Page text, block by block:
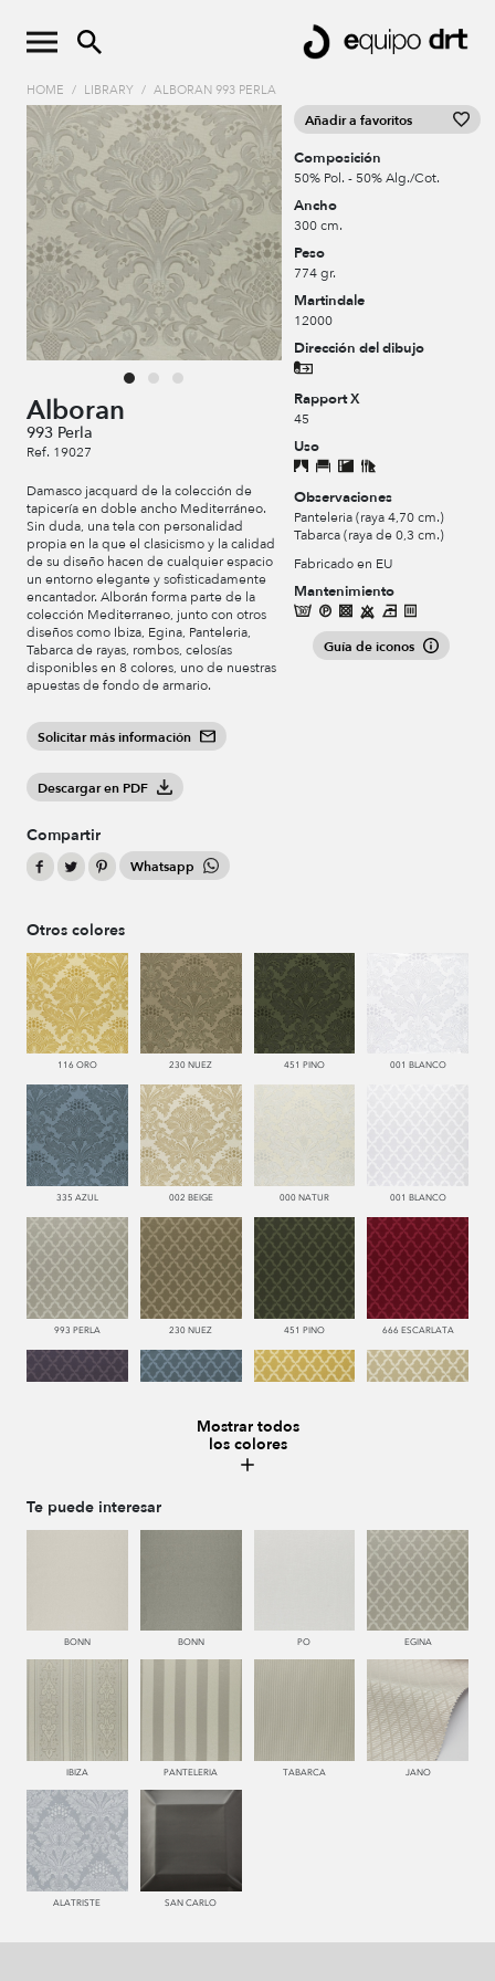
HOME / LIBRARY / ALBORAN 993 PERLA
Alboran
993 Perla
Ref. 19027
Damasco jacquard de la colección de
tapicería en doble ancho Mediterráneo.
Sin duda, una tela con personalidad
propia en la que el clasicismo y la calidad
de su diseño hacen de cualquier espacio
un entorno elegante y sofisticadamente
encantador. Alborán forma parte de la
colección Mediterraneo, junto con otros
diseños como Ibiza, Egina, Panteleria,
Tabarca de rayas, rombos, celosías
disponibles en 8 colores, uno de nuestras
apuestas de fondo de armario.
Solicitar más información
Descargar en PDF
Compartir
Whatsapp
Añadir a favoritos
Composición
50% Pol. - 50% Alg./Cot.
Ancho
300 cm.
Peso
774 gr.
Martindale
12000
Dirección del dibujo
Rapport X
45
Uso
Observaciones
Panteleria (raya 4,70 cm.)
Tabarca (raya de 0,3 cm.)
Fabricado en EU
Mantenimiento
Guía de iconos
Otros colores
116 ORO 230 NUEZ 451 PINO 001 BLANCO
335 AZUL 002 BEIGE 000 NATUR 001 BLANCO
993 PERLA 230 NUEZ 451 PINO 666 ESCARLATA
335 AZUL
230 NUEZ
993 PERLA
Mostrar todos
los colores
Te puede interesar
BONN BONN PO EGINA
IBIZA PANTELERIA TABARCA JANO
ALATRISTE SAN CARLO